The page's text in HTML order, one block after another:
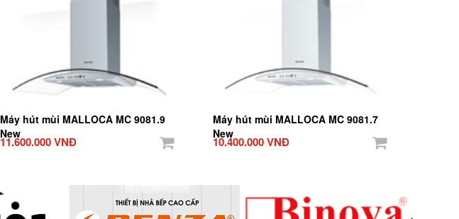
Máy hút mùi MALLOCA MC 9081.9
New
11.600.000 VNĐ
Máy hút mùi MALLOCA MC 9081.7
New
10.400.000 VNĐ